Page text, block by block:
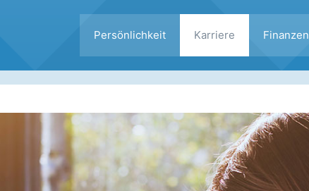
Persönlichkeit Karriere Finanzen